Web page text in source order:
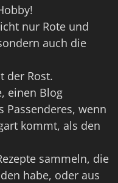
nur Rote und
auch die
der Rost.
einen Blog
Passenderes, wenn
kommt, als den
sammeln, die
habe, oder aus